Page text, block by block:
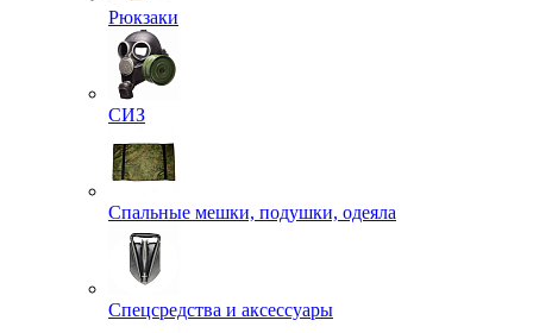
Рюкзаки
СИЗ
Спальные мешки, подушки, одеяла
Спецсредства и аксессуары